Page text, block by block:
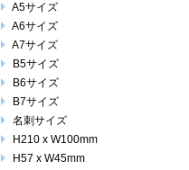
A5サイズ
A6サイズ
A7サイズ
B5サイズ
B6サイズ
B7サイズ
名刺サイズ
H210 x W100mm
H57 x W45mm